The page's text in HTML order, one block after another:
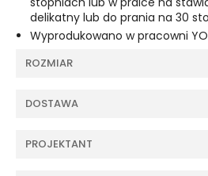
delikatny lub do prania na 30
Wyprodukowano w pracowni
ROZMIAR
DOSTAWA
PROJEKTANT